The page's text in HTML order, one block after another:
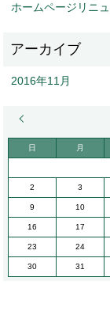
ホームページリニ
2016年11月
日 月
2 3
9 10
16 17
23 24
30 31